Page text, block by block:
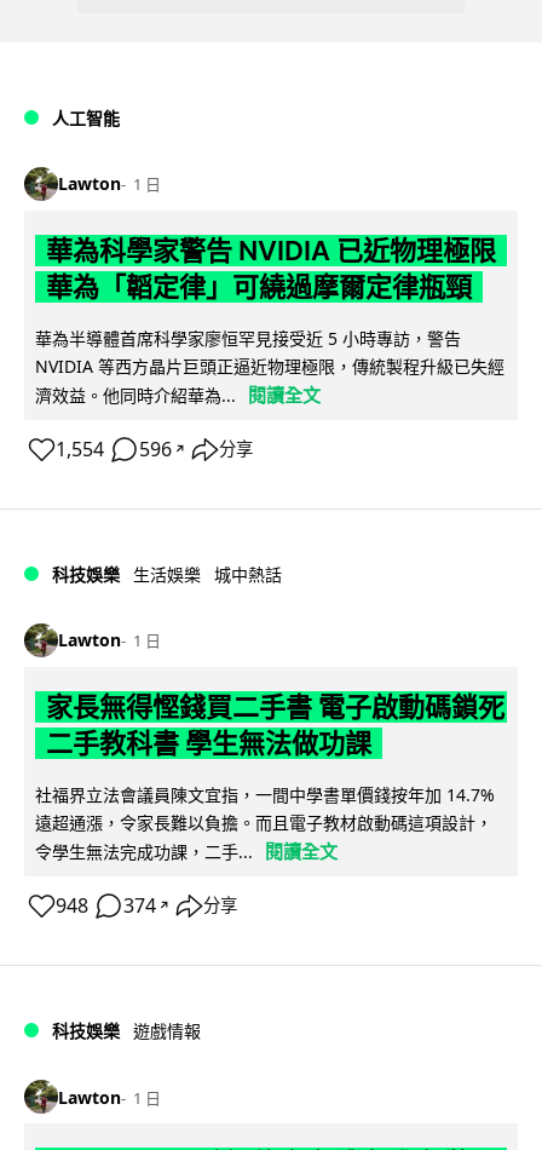
人工智能
Lawton 1 日
華為科學家警告 NVIDIA 已近物理極限
華為「韜定律」可繞過摩爾定律瓶頸
華為半導體首席科學家廖恒罕見接受近 5 小時專訪，警告
NVIDIA 等西方晶片巨頭正逼近物理極限，傳統製程升級已失經
濟效益。他同時介紹華為...
閱讀全文
1,554 596 ↗ 分享
科技娛樂 生活娛樂 城中熱話
Lawton 1 日
家長無得慳錢買二手書 電子啟動碼鎖死
二手教科書 學生無法做功課
社福界立法會議員陳文宜指，一間中學書單價錢按年加 14.7%
遠超通漲，令家長難以負擔。而且電子教材啟動碼這項設計，
令學生無法完成功課，二手...
閱讀全文
948 374 ↗ 分享
科技娛樂 遊戲情報
Lawton 1 日